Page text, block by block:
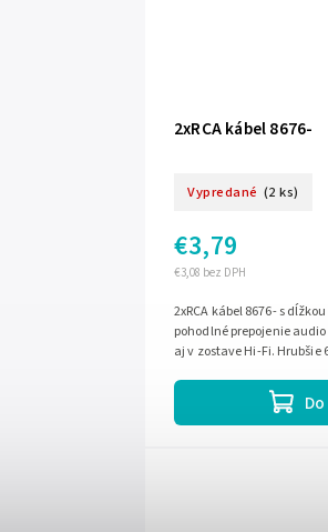
2xRCA kábel 8676-
Vypredané (2 ks)
€3,08 bez DPH
€3,79
2xRCA kábel 8676- s
pohodlné prepojenie
aj v zostave Hi-Fi. Hrubšie